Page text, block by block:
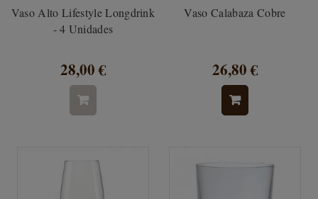
Vaso Alto Lifestyle Longdrink
- 4 Unidades
28,00 €
Vaso Calabaza Cobre
26,80 €